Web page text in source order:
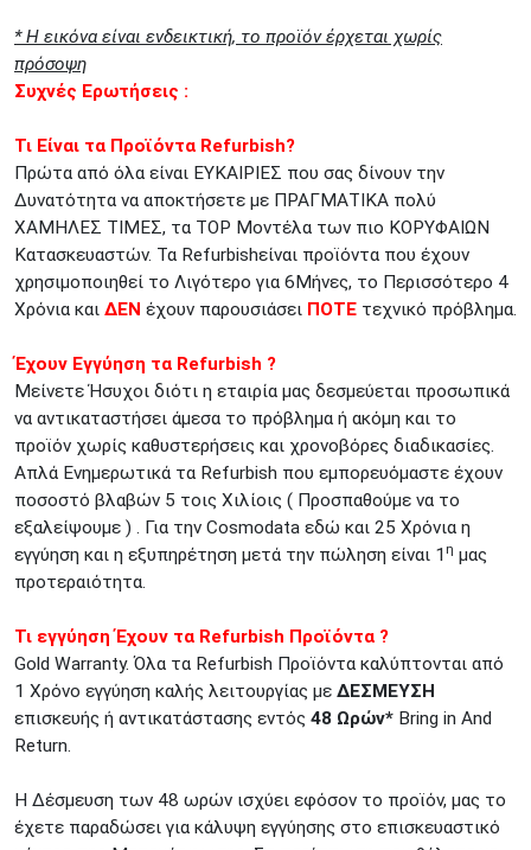
* H εικόνα είναι ενδεικτική, το προϊόν έρχεται χωρίς
πρόσοψη
Συχνές Ερωτήσεις :
Τι Είναι τα Προϊόντα Refurbish?
Πρώτα από όλα είναι ΕΥΚΑΙΡΙΕΣ που σας δίνουν την
Δυνατότητα να αποκτήσετε με ΠΡΑΓΜΑΤΙΚΑ πολύ
ΧΑΜΗΛΕΣ ΤΙΜΕΣ, τα TOP Μοντέλα των πιο ΚΟΡΥΦΑΙΩΝ
Κατασκευαστών. Τα Refurbishείναι προϊόντα που έχουν
χρησιμοποιηθεί το Λιγότερο για 6Μήνες, το Περισσότερο 4
Χρόνια και ΔΕΝ έχουν παρουσιάσει ΠΟΤΕ τεχνικό πρόβλημα.
Έχουν Εγγύηση τα Refurbish ?
Μείνετε Ήσυχοι διότι η εταιρία μας δεσμεύεται προσωπικά
να αντικαταστήσει άμεσα το πρόβλημα ή ακόμη και το
προϊόν χωρίς καθυστερήσεις και χρονοβόρες διαδικασίες.
Απλά Ενημερωτικά τα Refurbish που εμπορευόμαστε έχουν
ποσοστό βλαβών 5 τοις Χιλίοις ( Προσπαθούμε να το
εξαλείψουμε ) . Για την Cosmodata εδώ και 25 Χρόνια η
εγγύηση και η εξυπηρέτηση μετά την πώληση είναι 1η μας
προτεραιότητα.
Τι εγγύηση Έχουν τα Refurbish Προϊόντα ?
Gold Warranty. Όλα τα Refurbish Προϊόντα καλύπτονται από
1 Χρόνο εγγύηση καλής λειτουργίας με ΔΕΣΜΕΥΣΗ
επισκευής ή αντικατάστασης εντός 48 Ωρών* Bring in And
Return.
Η Δέσμευση των 48 ωρών ισχύει εφόσον το προϊόν, μας το
έχετε παραδώσει για κάλυψη εγγύησης στο επισκευαστικό